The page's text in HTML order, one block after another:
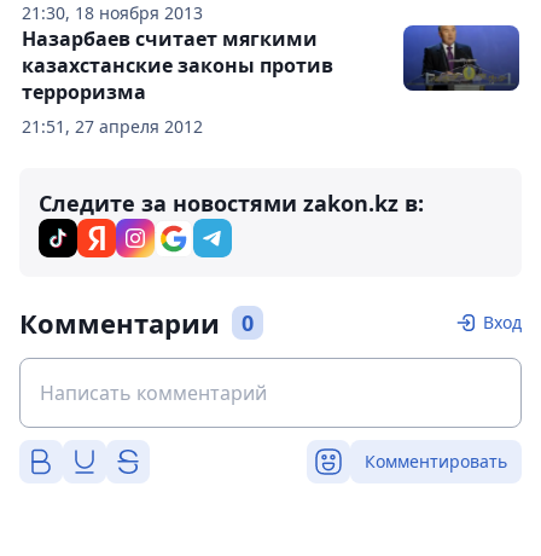
21:30, 18 ноября 2013
21:51, 27 апреля 2012
Назарбаев считает мягкими
казахстанские законы против
терроризма
Следите за новостями zakon.kz в:
Комментарии 0 Вход
Комментировать